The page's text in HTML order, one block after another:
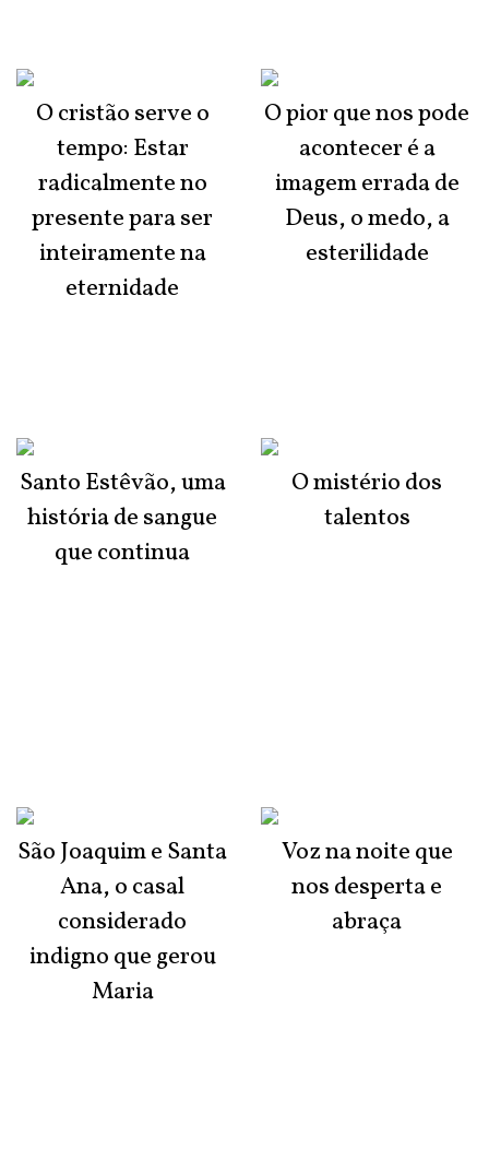
O cristão serve o
tempo: Estar
radicalmente no
presente para ser
inteiramente na
eternidade
Santo Estêvão, uma
história de sangue
que continua
São Joaquim e Santa
Ana, o casal
considerado
indigno que gerou
Maria
O pior que nos pode
acontecer é a
imagem errada de
Deus, o medo, a
esterilidade
O mistério dos
talentos
Voz na noite que
nos desperta e
abraça